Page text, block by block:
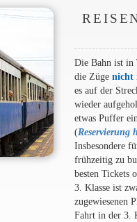
Die Bahn ist in
die Züge nicht
es auf der
wieder
etwas Puffer
(Reservierung
Insbesondere
frühzeitig zu
besten Tickets
3. Klasse ist
zugewiesenen
Fahrt in der 3.